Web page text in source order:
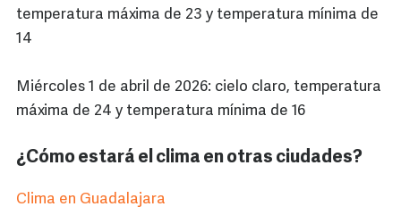
temperatura máxima de 23 y temperatura mínima de
14
Miércoles 1 de abril de 2026: cielo claro, temperatura
máxima de 24 y temperatura mínima de 16
¿Cómo estará el clima en otras ciudades?
Clima en Guadalajara